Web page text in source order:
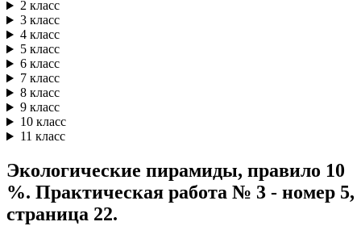
2 класс
3 класс
4 класс
5 класс
6 класс
7 класс
8 класс
9 класс
10 класс
11 класс
Экологические пирамиды, правило 10
%. Практическая работа № 3 - номер 5,
страница 22.